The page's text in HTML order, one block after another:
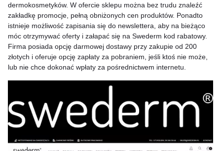
dermokosmetyków. W ofercie sklepu można bez trudu znaleźć
zakładkę promocje, pełną obniżonych cen produktów. Ponadto
istnieje możliwość zapisania się do newslettera, aby na bieżąco
móc otrzymywać oferty i załapać się na Swederm kod rabatowy.
Firma posiada opcję darmowej dostawy przy zakupie od 200
złotych i oferuje opcję zapłaty za pobraniem, jeśli ktoś nie może,
lub nie chce dokonać wpłaty za pośrednictwem internetu.